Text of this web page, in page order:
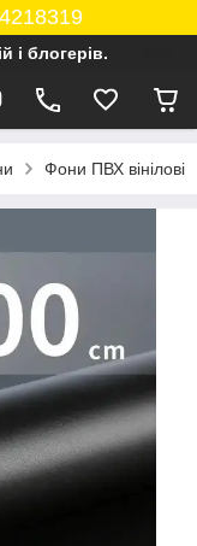
і блогерів.
Фони ПВХ вінілові